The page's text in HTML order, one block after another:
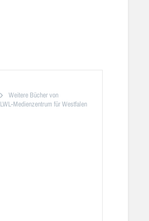
Weitere Bücher von
LWL-Medienzentrum für Westfalen